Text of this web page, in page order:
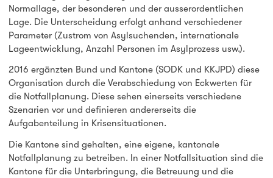
Normallage, der besonderen und der ausserordentlichen
Lage. Die Unterscheidung erfolgt anhand verschiedener
Parameter (Zustrom von Asylsuchenden, internationale
Lageentwicklung, Anzahl Personen im Asylprozess usw.).
2016 ergänzten Bund und Kantone (SODK und KKJPD) diese
Organisation durch die Verabschiedung von Eckwerten für
die Notfallplanung. Diese sehen einerseits verschiedene
Szenarien vor und definieren andererseits die
Aufgabenteilung in Krisensituationen.
Die Kantone sind gehalten, eine eigene, kantonale
Notfallplanung zu betreiben. In einer Notfallsituation sind die
Kantone für die Unterbringung, die Betreuung und die